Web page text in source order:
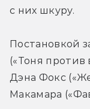
с них шкуру.
Постановкой
(«Тоня против
Дэна Фокс
Макамара